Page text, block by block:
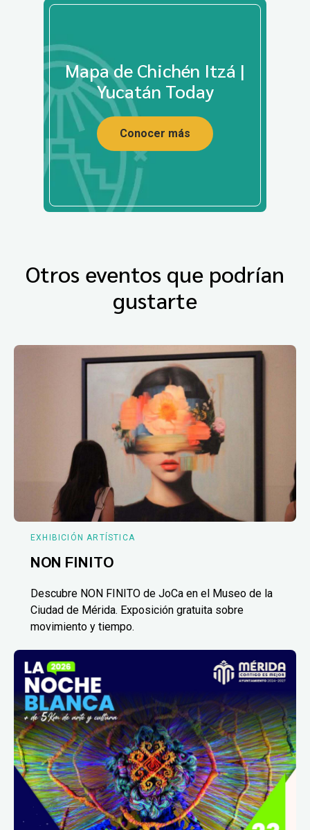
Mapa de Chichén Itzá |
Yucatán Today
Conocer más
Otros eventos que podrían
gustarte
EXHIBICIÓN ARTÍSTICA
NON FINITO
Descubre NON FINITO de JoCa en el Museo de la
Ciudad de Mérida. Exposición gratuita sobre
movimiento y tiempo.